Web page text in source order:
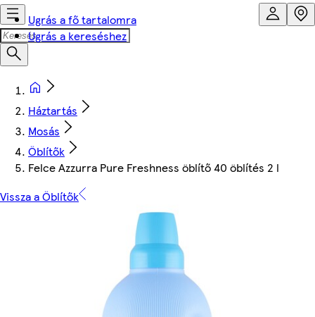
Ugrás a fő tartalomra
Ugrás a kereséshez
Háztartás
Mosás
Öblítők
Felce Azzurra Pure Freshness öblítő 40 öblítés 2 l
Vissza a Öblítők